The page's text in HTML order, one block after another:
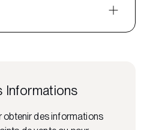
Informations
des informations